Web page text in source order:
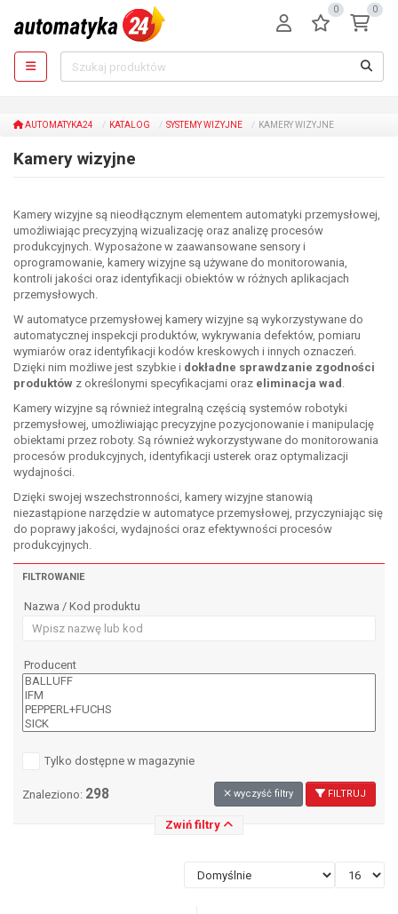
0 0
AUTOMATYKA24 KATALOG SYSTEMY WIZYJNE KAMERY WIZYJNE
Kamery wizyjne
Kamery wizyjne są nieodłącznym elementem automatyki przemysłowej,
umożliwiając precyzyjną wizualizację oraz analizę procesów
produkcyjnych. Wyposażone w zaawansowane sensory i
oprogramowanie, kamery wizyjne są używane do monitorowania,
kontroli jakości oraz identyfikacji obiektów w różnych aplikacjach
przemysłowych.
W automatyce przemysłowej kamery wizyjne są wykorzystywane do
automatycznej inspekcji produktów, wykrywania defektów, pomiaru
wymiarów oraz identyfikacji kodów kreskowych i innych oznaczeń.
Dzięki nim możliwe jest szybkie i dokładne sprawdzanie zgodności
produktów z określonymi specyfikacjami oraz eliminacja wad .
Kamery wizyjne są również integralną częścią systemów robotyki
przemysłowej, umożliwiając precyzyjne pozycjonowanie i manipulację
obiektami przez roboty. Są również wykorzystywane do monitorowania
procesów produkcyjnych, identyfikacji usterek oraz optymalizacji
wydajności.
Dzięki swojej wszechstronności, kamery wizyjne stanowią
niezastąpione narzędzie w automatyce przemysłowej, przyczyniając się
do poprawy jakości, wydajności oraz efektywności procesów
produkcyjnych.
FILTROWANIE
Nazwa / Kod produktu
Producent
Tylko dostępne w magazynie
Znaleziono: 298 wyczyść filtry FILTRUJ
Zwiń filtry